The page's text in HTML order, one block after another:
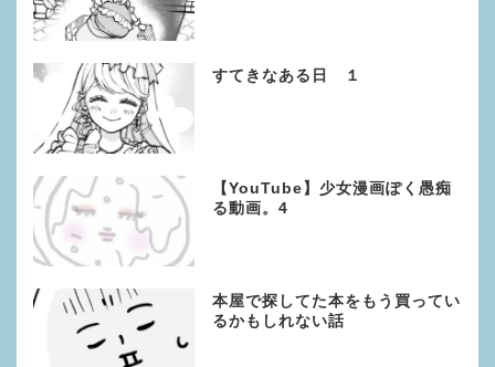
すてきなある日 １
【YouTube】少女漫画ぽく愚痴
る動画。4
本屋で探してた本をもう買ってい
るかもしれない話